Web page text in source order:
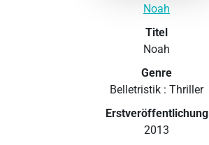
Noah
Titel
Noah
Genre
Belletristik : Thriller
Erstveröffentlichung
2013